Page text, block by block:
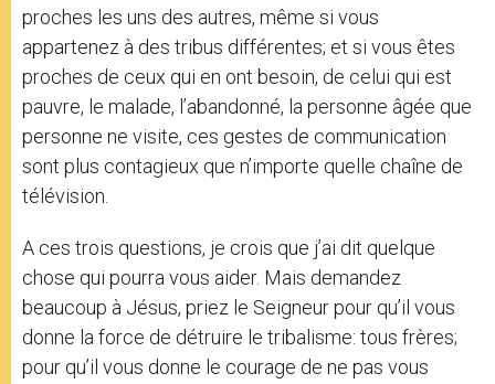
proches les uns des autres, même si vous
appartenez à des tribus différentes; et si vous êtes
proches de ceux qui en ont besoin, de celui qui est
pauvre, le malade, l’abandonné, la personne âgée que
personne ne visite, ces gestes de communication
sont plus contagieux que n’importe quelle chaîne de
télévision.
A ces trois questions, je crois que j’ai dit quelque
chose qui pourra vous aider. Mais demandez
beaucoup à Jésus, priez le Seigneur pour qu’il vous
donne la force de détruire le tribalisme: tous frères;
pour qu’il vous donne le courage de ne pas vous